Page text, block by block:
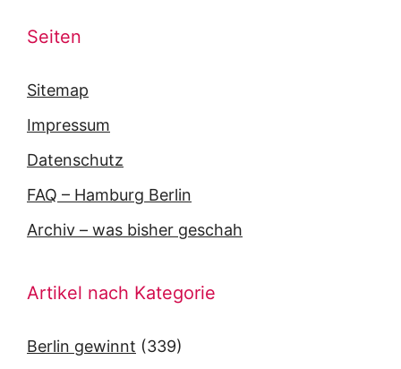
Seiten
Sitemap
Impressum
Datenschutz
FAQ – Hamburg Berlin
Archiv – was bisher geschah
Artikel nach Kategorie
Berlin gewinnt (339)